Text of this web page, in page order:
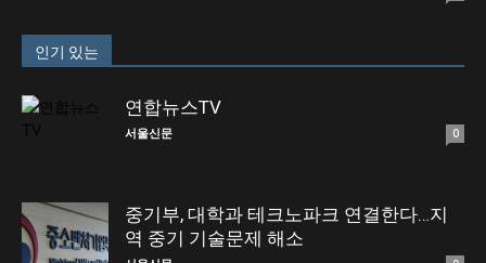
인기 있는
연합뉴스TV
서울신문 0
중기부, 대학과 테크노파크 연결한다…지
역 중기 기술문제 해소